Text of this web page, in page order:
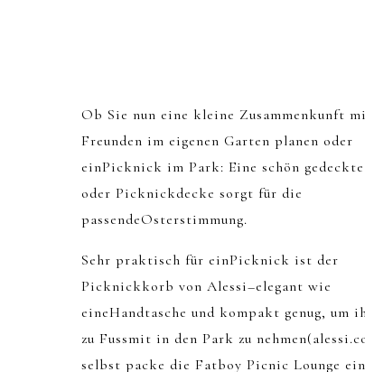
Ob Sie nun eine kleine Zusammenkunft
Freunden im eigenen Garten planen oder
einPicknick im Park: Eine schön
oder Picknickdecke sorgt für die
passendeOsterstimmung.
Sehr praktisch für einPicknick ist der
Picknickkorb von Alessi–elegant wie
eineHandtasche und kompakt genug, um
zu Fussmit in den Park zu
selbst packe die Fatboy Picnic Lounge